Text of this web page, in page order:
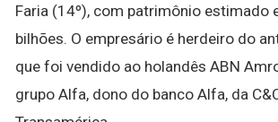
Faria (14º), com patrimônio estimado
bilhões. O empresário é herdeiro do
que foi vendido ao holandês ABN
grupo Alfa, dono do banco Alfa, da